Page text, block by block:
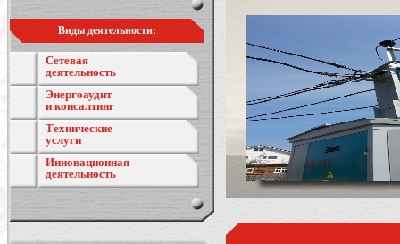
Виды деятельности:
Сетевая
деятельность
Энергоаудит
и консалтинг
Технические
услуги
Инновационная
деятельность